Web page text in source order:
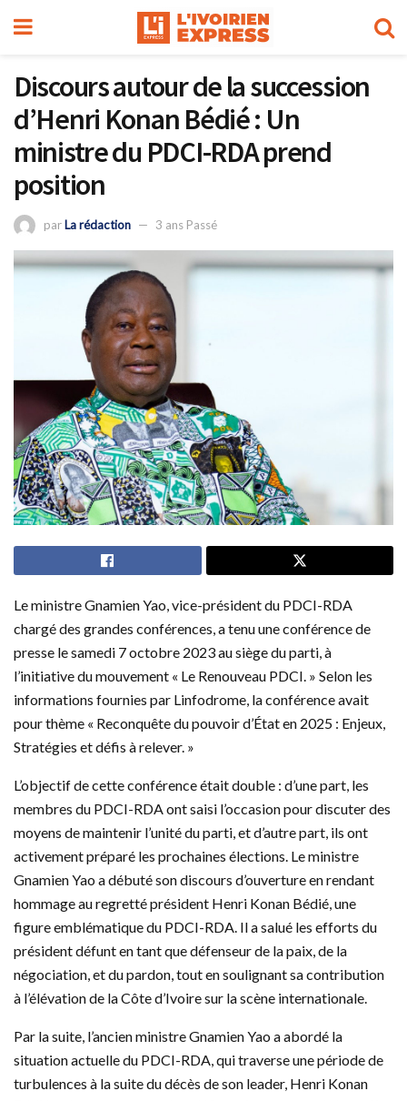
Discours autour de la succession
d’Henri Konan Bédié : Un
ministre du PDCI-RDA prend
position
parLa rédaction 3 ans Passé
Le ministre Gnamien Yao, vice-président du PDCI-RDA
chargé des grandes conférences, a tenu une conférence de
presse le samedi 7 octobre 2023 au siège du parti, à
l’initiative du mouvement « Le Renouveau PDCI. » Selon les
informations fournies par Linfodrome, la conférence avait
pour thème « Reconquête du pouvoir d’État en 2025 : Enjeux,
Stratégies et défis à relever. »
L’objectif de cette conférence était double : d’une part, les
membres du PDCI-RDA ont saisi l’occasion pour discuter des
moyens de maintenir l’unité du parti, et d’autre part, ils ont
activement préparé les prochaines élections. Le ministre
Gnamien Yao a débuté son discours d’ouverture en rendant
hommage au regretté président Henri Konan Bédié, une
figure emblématique du PDCI-RDA. Il a salué les efforts du
président défunt en tant que défenseur de la paix, de la
négociation, et du pardon, tout en soulignant sa contribution
à l’élévation de la Côte d’Ivoire sur la scène internationale.
Par la suite, l’ancien ministre Gnamien Yao a abordé la
situation actuelle du PDCI-RDA, qui traverse une période de
turbulences à la suite du décès de son leader, Henri Konan